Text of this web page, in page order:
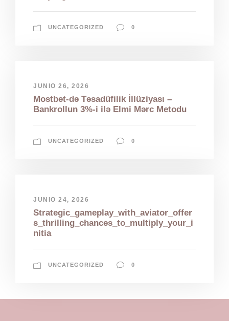
UNCATEGORIZED 0
JUNIO 26, 2026
Mostbet-də Təsadüfilik İllüziyası –
Bankrollun 3%-i ilə Elmi Mərc Metodu
UNCATEGORIZED 0
JUNIO 24, 2026
Strategic_gameplay_with_aviator_offer
s_thrilling_chances_to_multiply_your_i
nitia
UNCATEGORIZED 0